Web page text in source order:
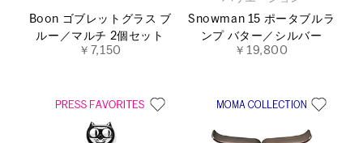
Boon ゴブレットグラス ブ
ルー／マルチ 2個セット
￥7,150
Snowman 15 ポータブルラ
ンプ バター／シルバー
￥19,800